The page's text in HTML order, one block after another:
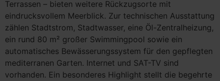
Terrassen – bieten weitere Rückzugsorte mit
eindrucksvollem Meerblick. Zur technischen Ausstattung
zählen Stadtstrom, Stadtwasser, eine Öl-Zentralheizung,
ein rund 80 m² großer Swimmingpool sowie ein
automatisches Bewässerungssystem für den gepflegten
mediterranen Garten. Internet und SAT-TV sind
vorhanden. Ein besonderes Highlight stellt die begehrte